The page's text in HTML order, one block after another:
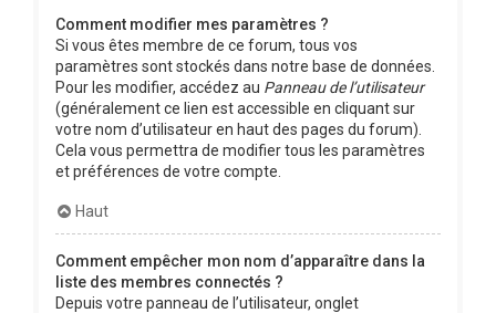
Comment modifier mes paramètres ?
Si vous êtes membre de ce forum, tous vos
paramètres sont stockés dans notre base de données.
Pour les modifier, accédez au Panneau de l’utilisateur
(généralement ce lien est accessible en cliquant sur
votre nom d’utilisateur en haut des pages du forum).
Cela vous permettra de modifier tous les paramètres
et préférences de votre compte.
Haut
Comment empêcher mon nom d’apparaître dans la
liste des membres connectés ?
Depuis votre panneau de l’utilisateur, onglet